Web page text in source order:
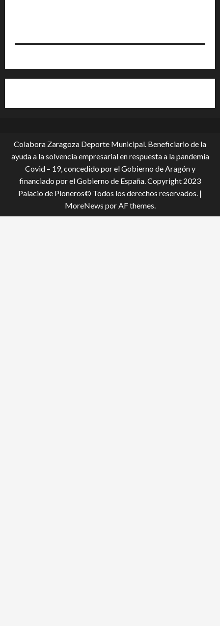
Colabora Zaragoza Deporte Municipal. Beneficiario de la
ayuda a la solvencia empresarial en respuesta a la pandemia
Covid – 19, conce­dido por el Gobierno de Aragón y
financiado por el Gobierno de España. Copyright 2023
Palacio de Pioneros© Todos los derechos reservados. |
MoreNews por AF themes.